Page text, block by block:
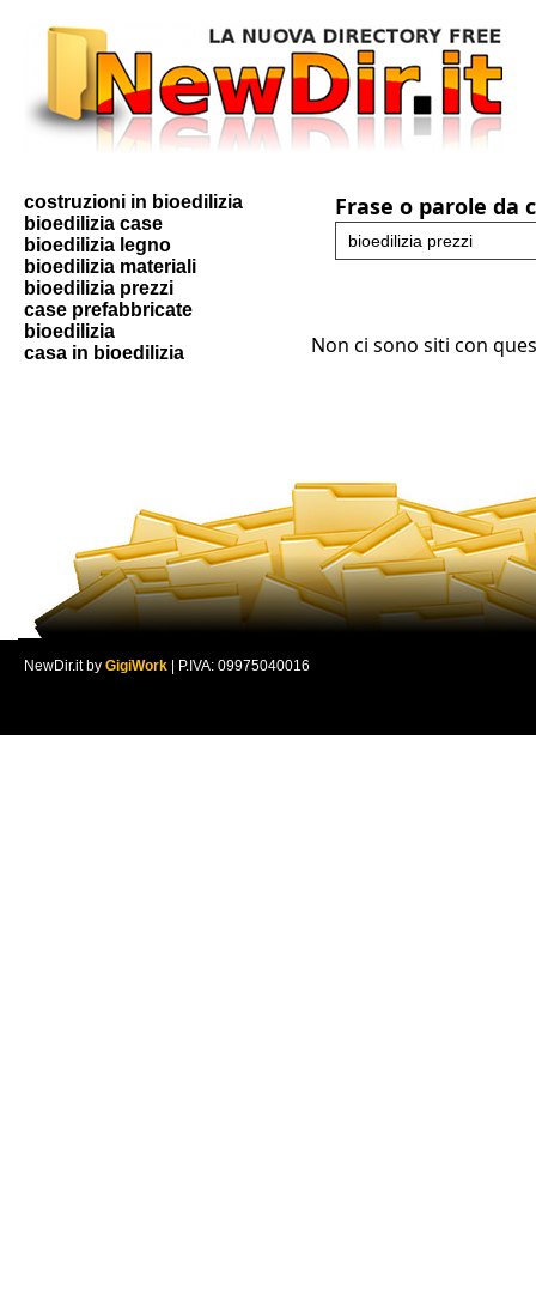
costruzioni in bioedilizia
bioedilizia case
bioedilizia legno
bioedilizia materiali
bioedilizia prezzi
case prefabbricate
bioedilizia
casa in bioedilizia
Frase o parole da
Non ci sono siti con
NewDir.it by GigiWork | P.IVA: 09975040016